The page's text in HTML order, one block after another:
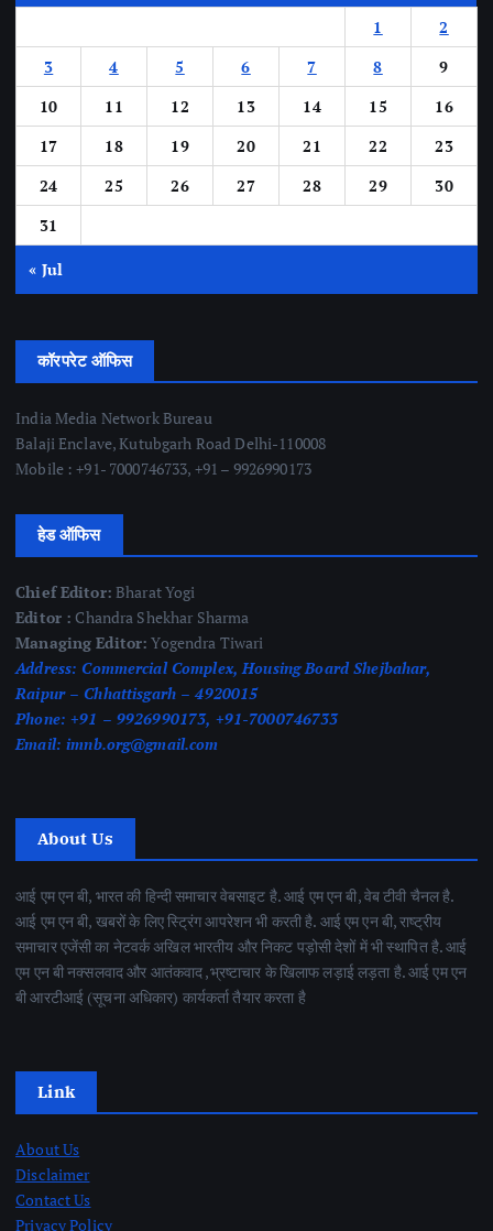
1
2
3
4 5 6 7 8
9
10
11 12 13 14 15
16
17
18 19 20 21 22
23
24
25 26 27 28 29
30
31
« Jul
कॉरपरेट ऑफिस
India Media Network Bureau
Balaji Enclave, Kutubgarh Road Delhi-110008
Mobile : +91- 7000746733, +91 – 9926990173
हेड ऑफिस
Chief Editor: Bharat Yogi
Editor : Chandra Shekhar Sharma
Managing Editor: Yogendra Tiwari
Address: Commercial Complex, Housing Board Shejbahar,
Raipur – Chhattisgarh – 4920015
Phone: +91 – 9926990173, +91-7000746733
Email: imnb.org@gmail.com
About Us
आई एम एन बी, भारत की हिन्दी समाचार वेबसाइट है. आई एम एन बी, वेब टीवी चैनल है.
आई एम एन बी, खबरों के लिए स्ट्रिंग आपरेशन भी करती है. आई एम एन बी, राष्ट्रीय
समाचार एजेंसी का नेटवर्क अखिल भारतीय और निकट पड़ोसी देशों में भी स्थापित है. आई
एम एन बी नक्सलवाद और आतंकवाद ,भ्रष्टाचार के खिलाफ लड़ाई लड़ता है. आई एम एन
बी आरटीआई (सूचना अधिकार) कार्यकर्ता तैयार करता है
Link
About Us
Disclaimer
Contact Us
Privacy Policy